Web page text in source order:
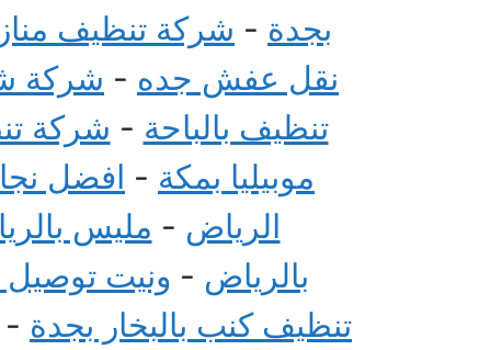
بجدة - شركة تنظيف
نقل عفش جده - شركة
تنظيف بالباحة - شركة
موبيليا بمكة - افضل
الرياض - مليس
بالرياض - ونيت توصيل
تنظيف كنب بالبخار بجدة -